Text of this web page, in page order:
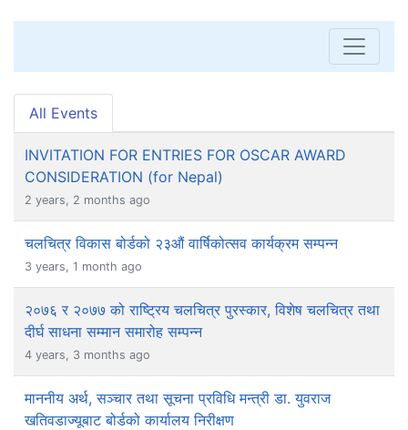
All Events
INVITATION FOR ENTRIES FOR OSCAR AWARD
CONSIDERATION (for Nepal)
2 years, 2 months ago
चलचित्र विकास बोर्डको २३औं वार्षिकोत्सव कार्यक्रम सम्पन्न
3 years, 1 month ago
२०७६ र २०७७ को राष्ट्रिय चलचित्र पुरस्कार, विशेष चलचित्र तथा
दीर्घ साधना सम्मान समारोह सम्पन्न
4 years, 3 months ago
माननीय अर्थ, सञ्चार तथा सूचना प्रविधि मन्त्री डा. युवराज
खतिवडाज्यूबाट बोर्डको कार्यालय निरीक्षण